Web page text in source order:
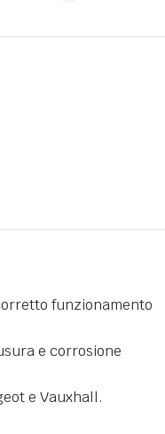
funzionamento
e corrosione
e Vauxhall.